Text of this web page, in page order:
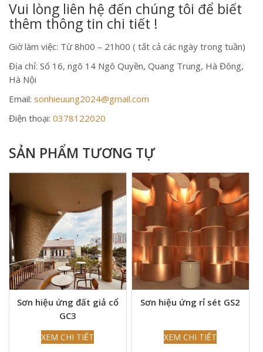
Vui lòng liên hệ đến chúng tôi để biết
thêm thông tin chi tiết !
Giờ làm việc: Từ 8h00 – 21h00 ( tất cả các ngày trong tuần)
Địa chỉ: Số 16, ngõ 14 Ngô Quyền, Quang Trung, Hà Đông,
Hà Nội
Email: sonhieuung2024@gmail.com
Điện thoại: 0378122020
SẢN PHẨM TƯƠNG TỰ
Sơn hiệu ứng đất giả cổ
GC3
XEM CHI TIẾT
Sơn hiệu ứng rỉ sét GS2
XEM CHI TIẾT